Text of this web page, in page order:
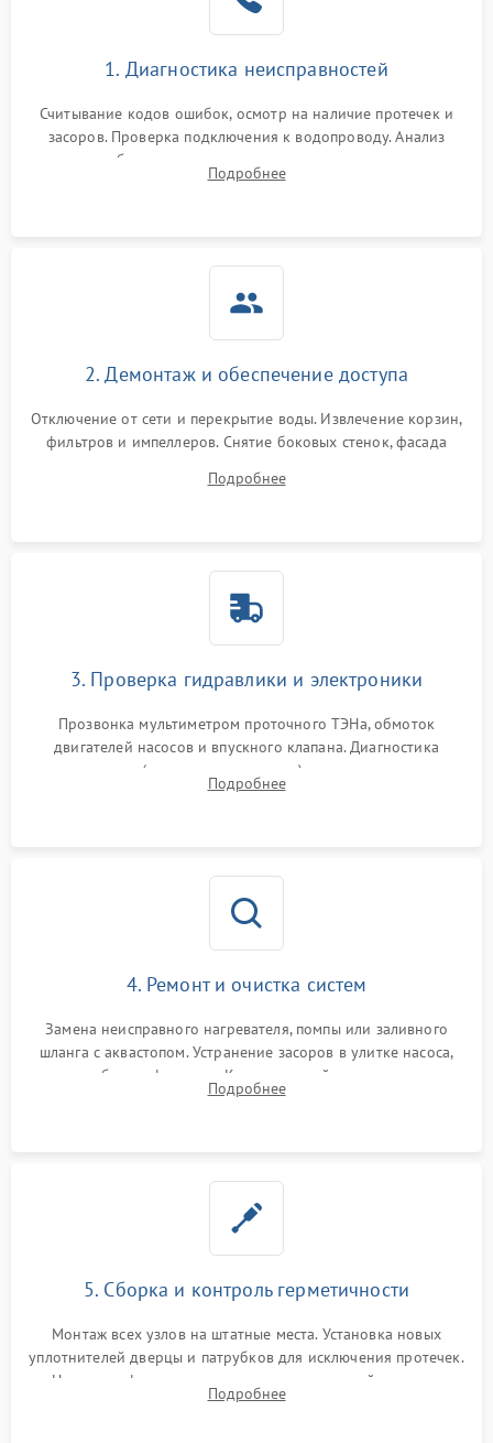
Проблемы с1. Диагностика неисправностей
Считывание кодов ошибок, осмотр на наличие протечек и
засоров. Проверка подключения к водопроводу. Анализ
жалоб на отсутствие слива, нагрева, вращения
разбрызгивателей или срабатывание системы защиты
Подробнее
2. Демонтаж и обеспечение доступа
Отключение от сети и перекрытие воды. Извлечение корзин,
фильтров и импеллеров. Снятие боковых стенок, фасада
циркуляционному насосу, ТЭНу и сливной помпе.
Подробнее
3. Проверка гидравлики и электроники
Прозвонка мультиметром проточного ТЭНа, обмоток
двигателей насосов и впускного клапана. Диагностика
прессостата (датчика уровня воды), датчика мутности,
концевика дверцы и электронного модуля управления.
Подробнее
4. Ремонт и очистка систем
Замена неисправного нагревателя, помпы или заливного
шланга с аквастопом. Устранение засоров в улитке насоса,
патрубках и фильтрах. Компонентный ремонт платы
управления, восстановление поврежденной проводки.
Подробнее
5. Сборка и контроль герметичности
Монтаж всех узлов на штатные места. Установка новых
уплотнителей дверцы и патрубков для исключения протечек.
Надежная фиксация хомутов гидравлической системы,
сборка корпуса и установка датчика поплавка.
Подробнее